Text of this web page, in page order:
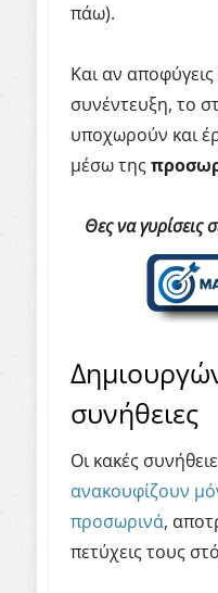
πάω).
Και αν αποφύγεις
συνέντευξη, το
υποχωρούν και
μέσω της
Θες να γυρίσεις
συνήθειες
Οι κακές
ανακουφίζουν
προσωρινά,
πετύχεις τους